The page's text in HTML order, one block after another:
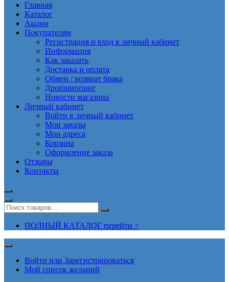
Главная
Каталог
Акции
Покупателям
Регистрация и вход в личный кабинет
Информация
Как заказать
Доставка и оплата
Обмен / возврат брака
Дропшиппинг
Новости магазина
Личный кабинет
Войти в личный кабинет
Мои заказы
Мои адреса
Корзина
Оформление заказа
Отзывы
Контакты
ПОЛНЫЙ КАТАЛОГ перейти >
Войти или Зарегистрироваться
Мой список желаний